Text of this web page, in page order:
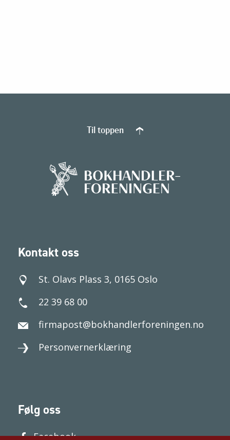
Kontakt oss
St. Olavs Plass 3, 0165 Oslo
22 39 68 00
firmapost@bokhandlerforeningen.no
Personvernerklæring
Følg oss
Facebook
Til toppen